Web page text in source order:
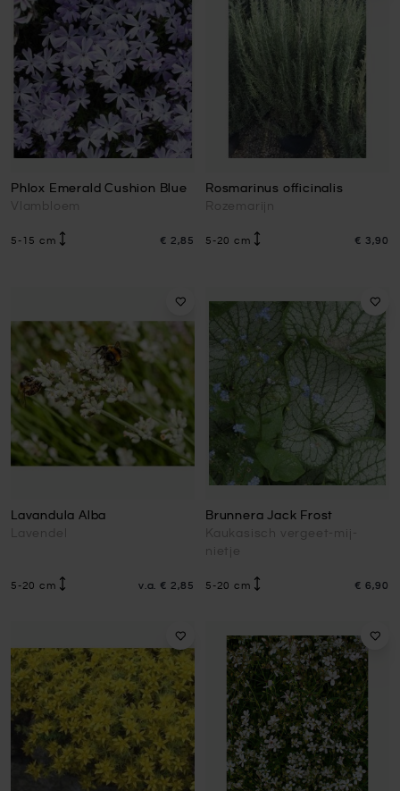
Phlox Emerald Cushion Blue
Vlambloem
5-15 cm € 2,85
Rosmarinus officinalis
Rozemarijn
5-20 cm € 3,90
Lavandula Alba
Lavendel
5-20 cm v.a. € 2,85
Brunnera Jack Frost
Kaukasisch vergeet-mij-
nietje
5-20 cm € 6,90